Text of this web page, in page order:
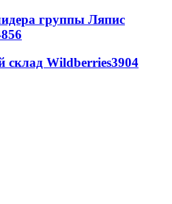
группы Ляпис
склад Wildberries3904